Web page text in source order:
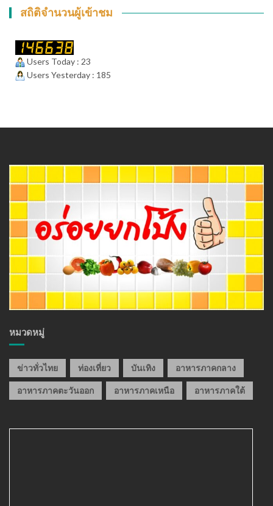
สถิติจำนวนผู้เข้าชม
Users Today : 23
Users Yesterday : 185
หมวดหมู่
ข่าวทั่วไทย ท่องเที่ยว บันเทิง อาหารภาคกลาง
อาหารภาคตะวันออก อาหารภาคเหนือ อาหารภาคใต้